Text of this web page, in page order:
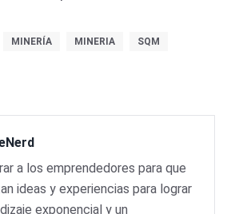
MINERÍA MINERIA SQM
a los emprendedores para que
ideas y experiencias para lograr
exponencial y un